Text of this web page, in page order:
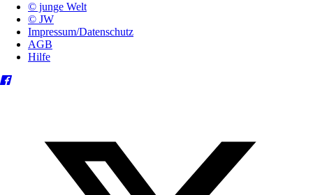
© junge Welt
© JW
Impressum/Datenschutz
AGB
Hilfe